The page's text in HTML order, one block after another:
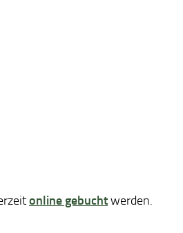
online gebuchtwerden.